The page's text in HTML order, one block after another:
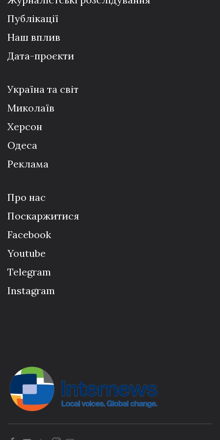
Публікації
Наш вплив
Дата-проєкти
Україна та світ
Миколаїв
Херсон
Одеса
Реклама
Про нас
Поскаржитися
Facebook
Youtube
Telegram
Instagram